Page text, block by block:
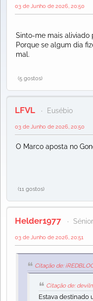
03 de Junho de 2026, 20:50
Sinto-me mais aliviado
Porque se algum dia
mal.
(5 gostos)
LFVL Eusébio
03 de Junho de 2026, 20:50
O Marco aposta no
(11 gostos)
Helder1977 Sénior
03 de Junho de 2026, 20:51
Citação de:
Citação de:
Estava destinado